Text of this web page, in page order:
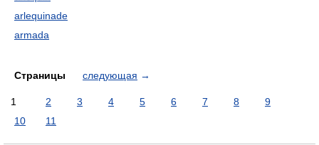
arlequinade
armada
Страницы следующая →
1 2 3 4 5 6 7 8
9
10
11